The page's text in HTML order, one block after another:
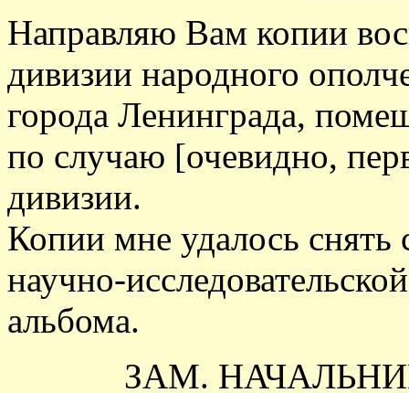
Направляю Вам копии
дивизии народного
города Ленинграда,
по случаю [очевидно,
дивизии.
Копии мне удалось снять
научно-
альбома.
ЗАМ.